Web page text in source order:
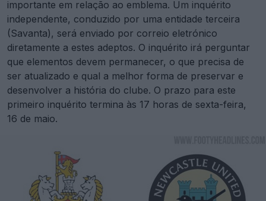
importante em relação ao emblema. Um inquérito
independente, conduzido por uma entidade terceira
(Savanta), será enviado por correio eletrónico
diretamente a estes adeptos. O inquérito irá perguntar
que elementos devem permanecer, o que precisa de
ser atualizado e qual a melhor forma de preservar e
desenvolver a história do clube. O prazo para este
primeiro inquérito termina às 17 horas de sexta-feira,
16 de maio.